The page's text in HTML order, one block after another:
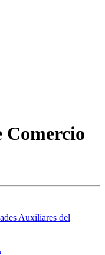
Comercio
Auxiliares del